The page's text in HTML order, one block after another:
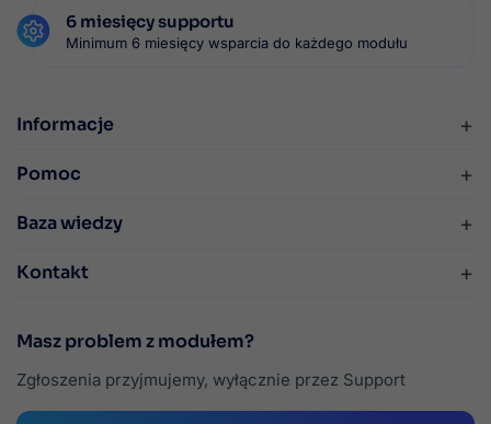
6 miesięcy supportu
Minimum 6 miesięcy wsparcia do każdego modułu
Informacje +
Pomoc +
Baza wiedzy +
Kontakt +
Masz problem z modułem?
Zgłoszenia przyjmujemy, wyłącznie przez Support